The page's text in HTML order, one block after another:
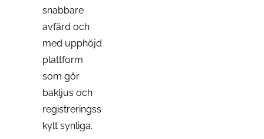
snabbare
avfärd och
med upphöjd
plattform
som gör
bakljus och
registreringss
kylt synliga.